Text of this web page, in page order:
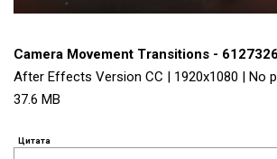
Camera Movement Transitions -
After Effects Version CC | 1920x1080 | No
37.6 MB
Цитата